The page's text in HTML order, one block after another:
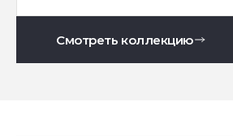
Смотреть коллекцию